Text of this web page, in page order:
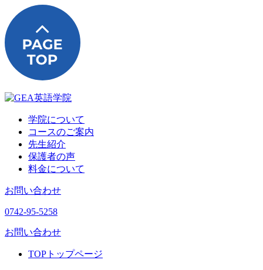
学院について
コースのご案内
先生紹介
保護者の声
料金について
お問い合わせ
0742-95-5258
お問い合わせ
TOP トップページ